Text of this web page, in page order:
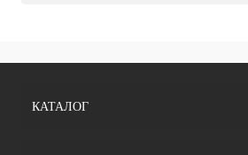
КАТАЛОГ